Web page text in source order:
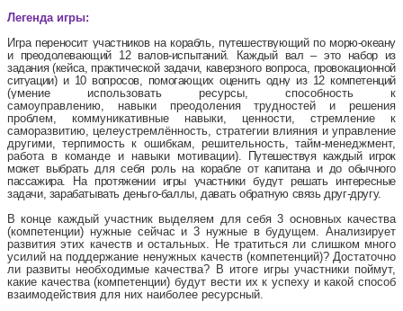
Легенда игры:
Игра переносит участников на корабль, путешествующий по морю-океану
и преодолевающий 12 валов-испытаний. Каждый вал – это набор из
задания (кейса, практической задачи, каверзного вопроса, провокационной
ситуации) и 10 вопросов, помогающих оценить одну из 12 компетенций
(умение использовать ресурсы, способность к
самоуправлению,
навыки преодоления трудностей и решения
проблем, коммуникативные навыки, ценности, стремление к
саморазвитию, целеустремлённость, стратегии влияния и управление
другими, терпимость к ошибкам, решительность, тайм-менеджмент,
работа в команде и навыки мотивации). Путешествуя каждый игрок
может выбрать для себя роль на корабле от капитана и до обычного
пассажира. На протяжении игры участники будут решать интересные
задачи, зарабатывать деньго-баллы, давать обратную связь друг-другу.
В конце каждый участник выделяем для себя 3 основных качества
(компетенции) нужные сейчас и 3 нужные в будущем. Анализирует
развития этих качеств и остальных. Не тратиться ли слишком много
усилий на поддержание ненужных качеств (компетенций)? Достаточно
ли развиты необходимые качества? В итоге игры участники поймут,
какие качества (компетенции) будут вести их к успеху и какой способ
взаимодействия для них наиболее ресурсный.